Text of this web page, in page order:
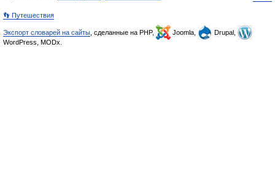
👣 Путешествия
Экспорт словарей на сайты , сделанные на PHP, Joomla,
Drupal,
WordPress, MODx.